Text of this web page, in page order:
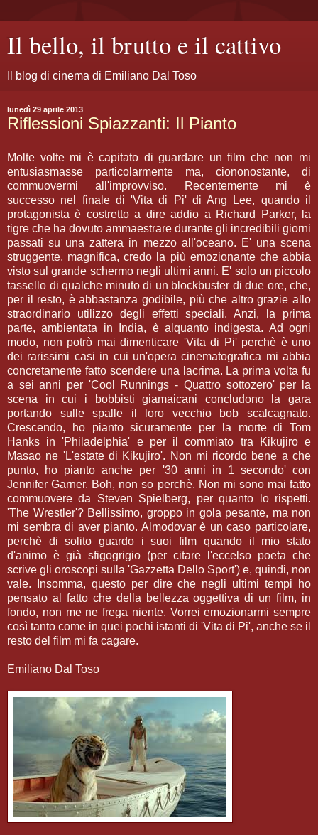
Il bello, il brutto e il cattivo
Il blog di cinema di Emiliano Dal Toso
lunedì 29 aprile 2013
Riflessioni Spiazzanti: Il Pianto
Molte volte mi è capitato di guardare un film che non mi
entusiasmasse particolarmente ma, ciononostante, di
commuovermi all'improvviso. Recentemente mi è
successo nel finale di 'Vita di Pi' di Ang Lee, quando il
protagonista è costretto a dire addio a Richard Parker, la
tigre che ha dovuto ammaestrare durante gli incredibili giorni
passati su una zattera in mezzo all'oceano. E' una scena
struggente, magnifica, credo la più emozionante che abbia
visto sul grande schermo negli ultimi anni. E' solo un piccolo
tassello di qualche minuto di un blockbuster di due ore, che,
per il resto, è abbastanza godibile, più che altro grazie allo
straordinario utilizzo degli effetti speciali. Anzi, la prima
parte, ambientata in India, è alquanto indigesta. Ad ogni
modo, non potrò mai dimenticare 'Vita di Pi' perchè è uno
dei rarissimi casi in cui un'opera cinematografica mi abbia
concretamente fatto scendere una lacrima. La prima volta fu
a sei anni per 'Cool Runnings - Quattro sottozero' per la
scena in cui i bobbisti giamaicani concludono la gara
portando sulle spalle il loro vecchio bob scalcagnato.
Crescendo, ho pianto sicuramente per la morte di Tom
Hanks in 'Philadelphia' e per il commiato tra Kikujiro e
Masao ne 'L'estate di Kikujiro'. Non mi ricordo bene a che
punto, ho pianto anche per '30 anni in 1 secondo' con
Jennifer Garner. Boh, non so perchè. Non mi sono mai fatto
commuovere da Steven Spielberg, per quanto lo rispetti.
'The Wrestler'? Bellissimo, groppo in gola pesante, ma non
mi sembra di aver pianto. Almodovar è un caso particolare,
perchè di solito guardo i suoi film quando il mio stato
d'animo è già sfigogrigio (per citare l'eccelso poeta che
scrive gli oroscopi sulla 'Gazzetta Dello Sport') e, quindi, non
vale. Insomma, questo per dire che negli ultimi tempi ho
pensato al fatto che della bellezza oggettiva di un film, in
fondo, non me ne frega niente. Vorrei emozionarmi sempre
così tanto come in quei pochi istanti di 'Vita di Pi', anche se il
resto del film mi fa cagare.
Emiliano Dal Toso